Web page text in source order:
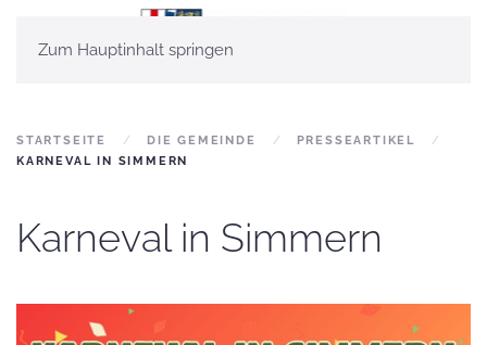
Zum Hauptinhalt springen
STARTSEITE DIE GEMEINDE
PRESSEARTIKEL
KARNEVAL IN SIMMERN
Karneval in Simmern